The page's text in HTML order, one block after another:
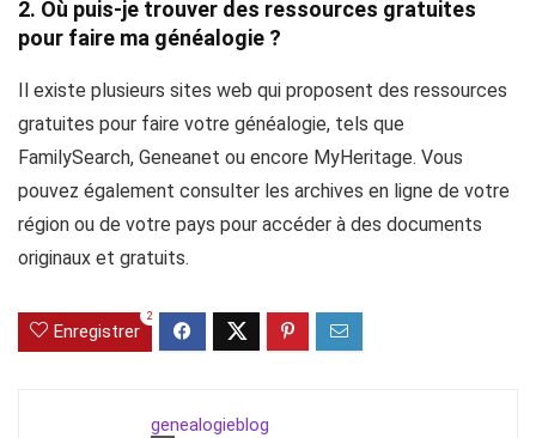
2. Où puis-je trouver des ressources gratuites
pour faire ma généalogie ?
Il existe plusieurs sites web qui proposent des ressources
gratuites pour faire votre généalogie, tels que
FamilySearch, Geneanet ou encore MyHeritage. Vous
pouvez également consulter les archives en ligne de votre
région ou de votre pays pour accéder à des documents
originaux et gratuits.
Enregistrer
2
genealogieblog